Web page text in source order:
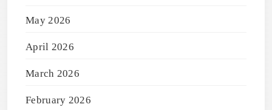
May 2026
April 2026
March 2026
February 2026